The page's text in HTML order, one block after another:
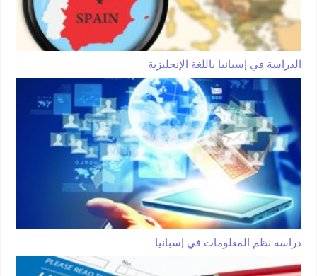
الدراسة في إسبانيا باللغة الإنجليزية
دراسة نظم المعلومات في إسبانيا